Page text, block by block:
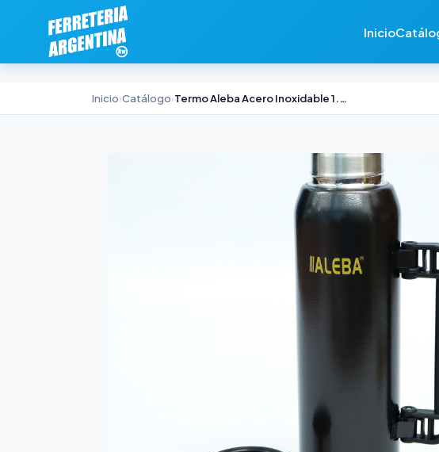
Inicio
Inicio›Catálogo› Termo Aleba Acero Inoxidable 1.3 litros con Pico Cebador